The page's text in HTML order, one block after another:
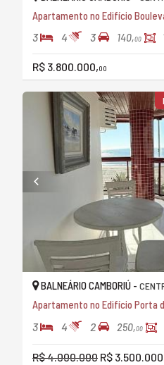
Apartamento no Edifício
3 4 3 140,00
R$ 3.800.000,00
BALNEÁRIO CAMBORIÚ -
Apartamento no Edifício Porta
3 4 2 250,00
R$ 4.000.000 R$